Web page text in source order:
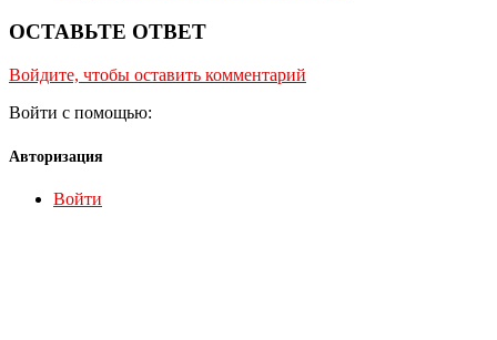
ОСТАВЬТЕ ОТВЕТ
Войдите, чтобы оставить комментарий
Войти с помощью:
Авторизация
Войти